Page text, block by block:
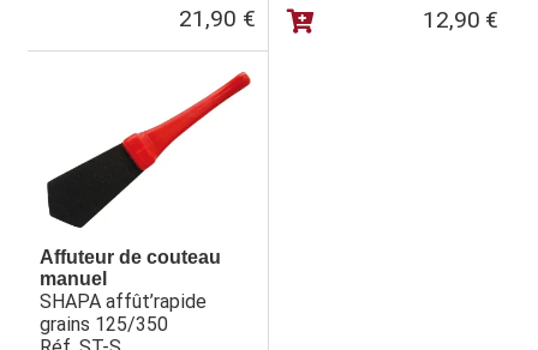
21,90 € 12,90 €
Affuteur de couteau
manuel
SHAPA affût’rapide
grains 125/350